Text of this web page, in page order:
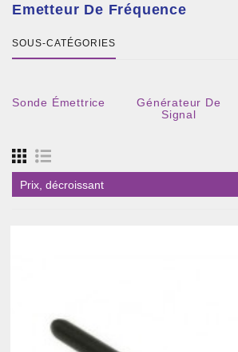
Emetteur De Fréquence
SOUS-CATÉGORIES
Sonde Émettrice
Générateur De
Signal
Prix, décroissant